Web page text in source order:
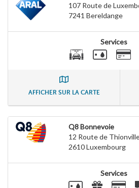
107 Route de
7241 Bereldange
Services
AFFICHER SUR LA CARTE
Q8 Bonnevoie
12 Route de
2610Luxembourg
Services